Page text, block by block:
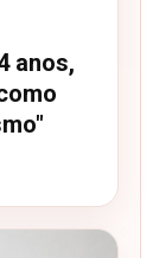
anos,